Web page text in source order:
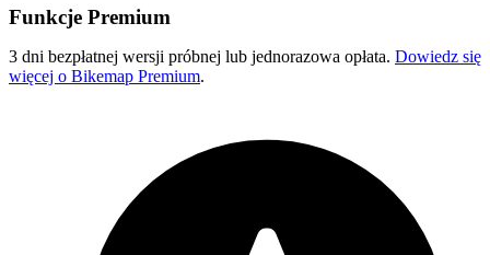
Funkcje Premium
3 dni bezpłatnej wersji próbnej lub jednorazowa opłata. Dowiedz się
więcej o Bikemap Premium.